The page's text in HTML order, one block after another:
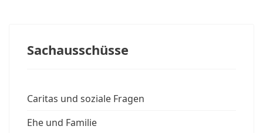
Sachausschüsse
Caritas und soziale Fragen
Ehe und Familie